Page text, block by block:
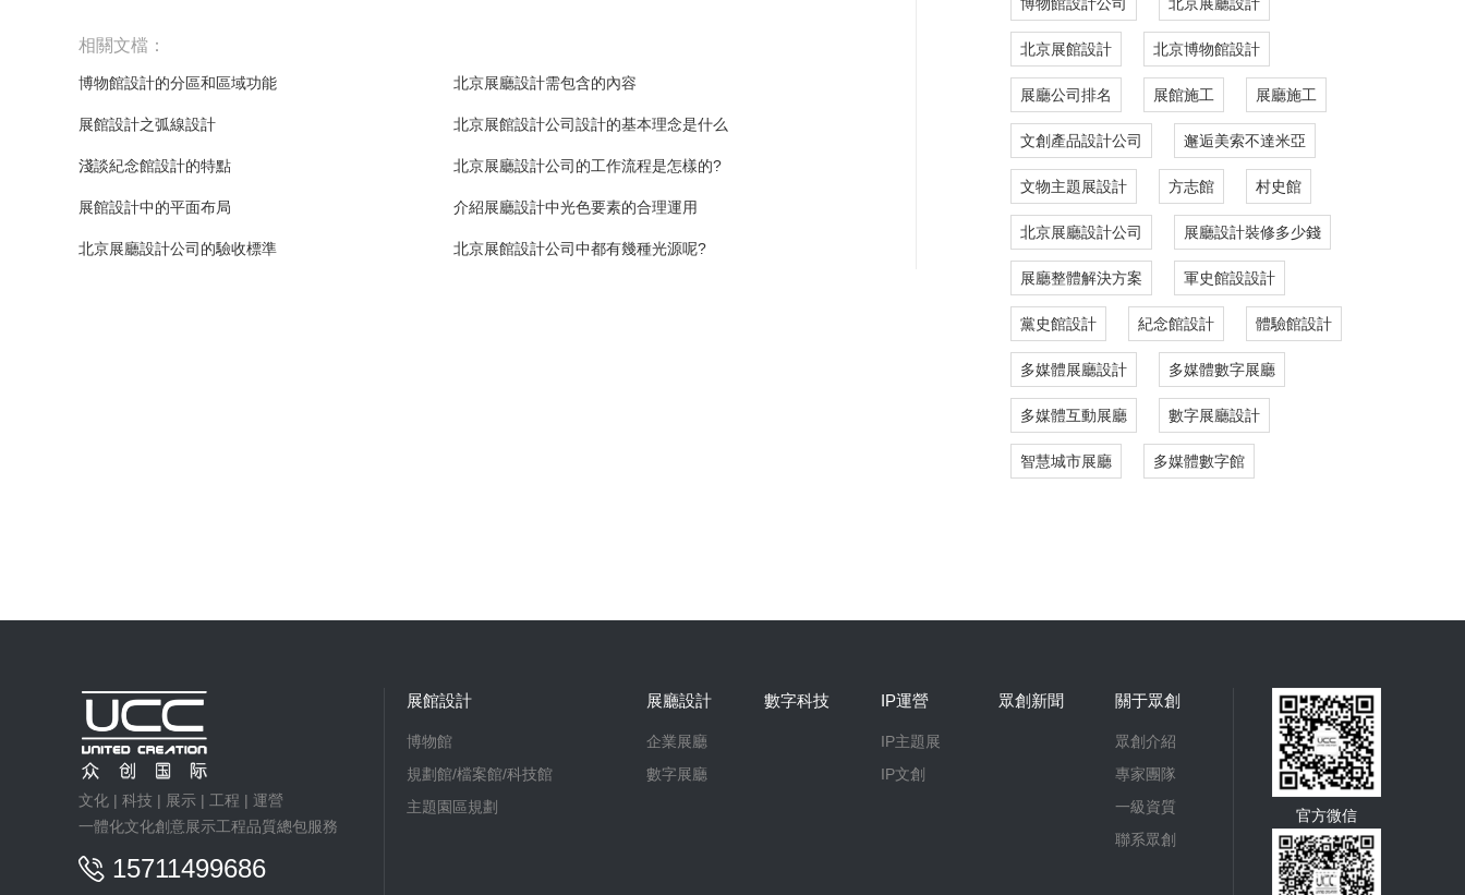
相關文檔：
博物館設計的分區和區域功能 北京展廳設計需包含的內容
展館設計之弧線設計 北京展館設計公司設計的基本理念是什么
淺談紀念館設計的特點 北京展廳設計公司的工作流程是怎樣的?
展館設計中的平面布局 介紹展廳設計中光色要素的合理運用
北京展廳設計公司的驗收標準 北京展館設計公司中都有幾種光源呢?
北京展館設計 北京博物館設計
展廳公司排名 展館施工 展廳施工
文創產品設計公司 邂逅美索不達米亞
文物主題展設計 方志館 村史館
北京展廳設計公司 展廳設計裝修多少錢
展廳整體解決方案 軍史館設設計
黨史館設計 紀念館設計 體驗館設計
多媒體展廳設計 多媒體數字展廳
多媒體互動展廳 數字展廳設計
智慧城市展廳 多媒體數字館
文化 | 科技 | 展示 | 工程 | 運營
一體化文化創意展示工程品質總包服務
15711499686
展館設計
博物館
規劃館/檔案館/科技館
主題園區規劃
展廳設計
企業展廳
數字展廳
數字科技 IP運營
IP主題展
IP文創
眾創新聞 關于眾創
眾創介紹
專家團隊
一級資質
聯系眾創
官方微信